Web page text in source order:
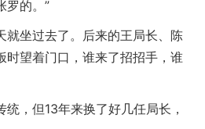
罗的。”
坐过去了。后来的王局长、陈
时望着门口，谁来了招招手，谁
，但13年来换了好几任局长，